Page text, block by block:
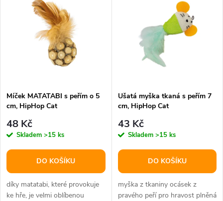
Míček MATATABI s peřím o 5
cm, HipHop Cat
48 Kč
Skladem >15 ks
DO KOŠÍKU
díky matatabi, které provokuje
ke hře, je velmi oblíbenou
Ušatá myška tkaná s peřím 7
cm, HipHop Cat
43 Kč
Skladem >15 ks
DO KOŠÍKU
myška z tkaniny ocásek z
pravého peří pro hravost plněná